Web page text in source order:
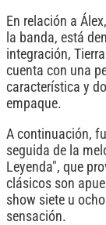
En relación a
la banda, está
integración,
cuenta con una
característica y
empaque.
A continuación,
seguida de la
Leyenda", que
clásicos son
show siete u
sensación.